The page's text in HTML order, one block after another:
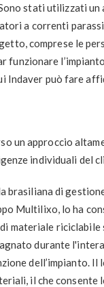
stati utilizzati un
a correnti
comprese le
funzionare
Indaver può fare
un approccio
individuali del
brasiliana di
Multilixo, lo ha
materiale riciclabile
durante
dell’impianto. Il
il che